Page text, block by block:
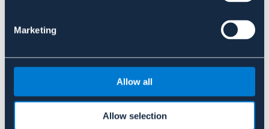
Marketing
Allow all
Allow selection